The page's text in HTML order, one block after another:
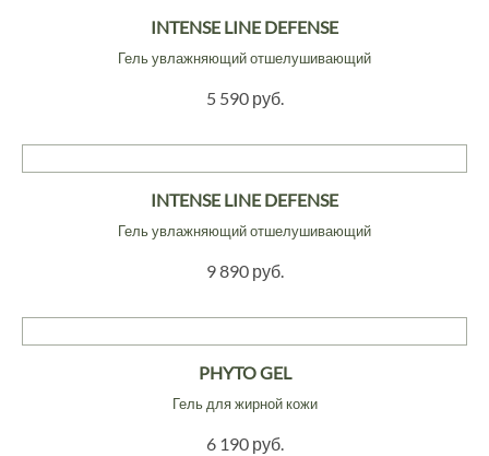
INTENSE LINE DEFENSE
Гель увлажняющий отшелушивающий
5 590 руб.
INTENSE LINE DEFENSE
Гель увлажняющий отшелушивающий
9 890 руб.
PHYTO GEL
Гель для жирной кожи
6 190 руб.